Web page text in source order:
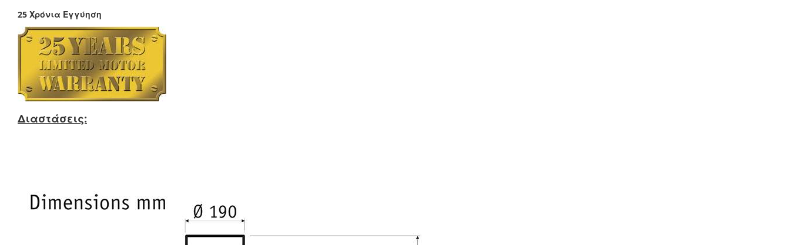
25 Χρόνια Εγγύηση
Διαστάσεις: